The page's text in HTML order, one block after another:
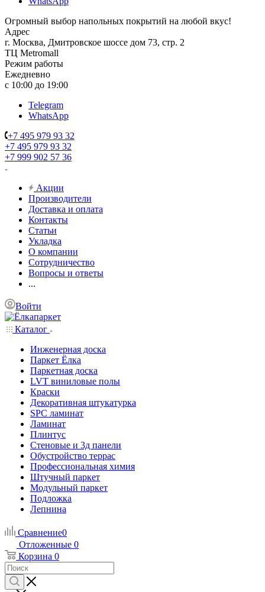
Огромный выбор напольных покрытий на любой вкус!
Адрес
г. Москва, Дмитровское шоссе дом 73, стр. 2
ТЦ Metromall
Режим работы
Ежедневно
с 10:00 до 19:00
Telegram
WhatsApp
+7 495 979 93 32
+7 495 979 93 32
+7 999 902 57 36
Акции
Производители
Доставка и оплата
Контакты
Статьи
Укладка
О компании
Сотрудничество
Вопросы и ответы
...
Войти
Каталог
Инженерная доска
Паркет Ёлка
Паркетная доска
LVT виниловые полы
Краски
Декоративная штукатурка
SPC ламинат
Ламинат
Плинтус
Стеновые и 3д панели
Обустройство террас
Профессиональная химия
Штучный паркет
Модульный паркет
Подложка
Лепнина
Сравнение0
Отложенные 0
Корзина 0